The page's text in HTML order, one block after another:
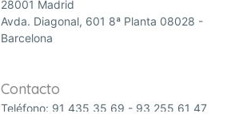
28001 Madrid
Avda. Diagonal, 601 8ª Planta 08028 -
Barcelona
Contacto
Teléfono: 91 435 35 69 - 93 255 61 47